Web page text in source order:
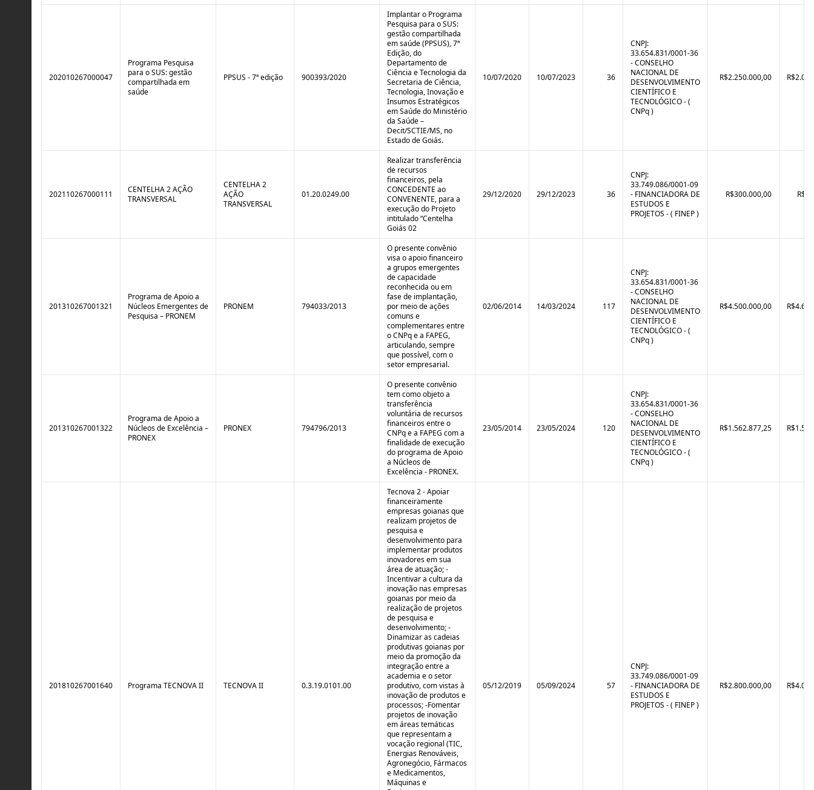
202010267000047
Programa Pesquisa
para o SUS: gestão
compartilhada em
saúde
PPSUS - 7ª edição 900393/2020
Implantar o Programa
Pesquisa para o SUS:
gestão compartilhada
em saúde (PPSUS), 7ª
Edição, do
Departamento de
Ciência e Tecnologia da
Secretaria de Ciência,
Tecnologia, Inovação e
Insumos Estratégicos
em Saúde do Ministério
da Saúde –
Decit/SCTIE/MS, no
Estado de Goiás.
10/07/2020 10/07/2023 36
CNPJ:
33.654.831/0001-36
- CONSELHO
NACIONAL DE
DESENVOLVIMENTO
CIENTÍFICO E
TECNOLÓGICO - (
CNPq )
R$2.250.000,00
202110267000111
CENTELHA 2 AÇÃO
TRANSVERSAL
CENTELHA 2
AÇÃO
TRANSVERSAL
01.20.0249.00
Realizar transferência
de recursos
financeiros, pela
CONCEDENTE ao
CONVENENTE, para a
execução do Projeto
intitulado “Centelha
Goiás 02
29/12/2020 29/12/2023 36
CNPJ:
33.749.086/0001-09
- FINANCIADORA DE
ESTUDOS E
PROJETOS - ( FINEP )
R$300.000,00
201310267001321
Programa de Apoio a
Núcleos Emergentes de
Pesquisa – PRONEM
PRONEM 794033/2013
O presente convênio
visa o apoio financeiro
a grupos emergentes
de capacidade
reconhecida ou em
fase de implantação,
por meio de ações
comuns e
complementares entre
o CNPq e a FAPEG,
articulando, sempre
que possível, com o
setor empresarial.
02/06/2014 14/03/2024 117
CNPJ:
33.654.831/0001-36
- CONSELHO
NACIONAL DE
DESENVOLVIMENTO
CIENTÍFICO E
TECNOLÓGICO - (
CNPq )
R$4.500.000,00
201310267001322
Programa de Apoio a
Núcleos de Excelência –
PRONEX
PRONEX 794796/2013
O presente convênio
tem como objeto a
transferência
voluntária de recursos
financeiros entre o
CNPq e a FAPEG com a
finalidade de execução
do programa de Apoio
a Núcleos de
Excelência - PRONEX.
23/05/2014 23/05/2024 120
CNPJ:
33.654.831/0001-36
- CONSELHO
NACIONAL DE
DESENVOLVIMENTO
CIENTÍFICO E
TECNOLÓGICO - (
CNPq )
R$1.562.877,25
201810267001640 Programa TECNOVA II TECNOVA II 0.3.19.0101.00
Tecnova 2 - Apoiar
financeiramente
empresas goianas que
realizam projetos de
pesquisa e
desenvolvimento para
implementar produtos
inovadores em sua
área de atuação; -
Incentivar a cultura da
inovação nas empresas
goianas por meio da
realização de projetos
de pesquisa e
desenvolvimento; -
Dinamizar as cadeias
produtivas goianas por
meio da promoção da
integração entre a
academia e o setor
produtivo, com vistas à
inovação de produtos e
processos; -Fomentar
projetos de inovação
em áreas temáticas
que representam a
vocação regional (TIC,
Energias Renováveis,
Agronegócio, Fármacos
e Medicamentos,
Máquinas e
05/12/2019 05/09/2024 57
CNPJ:
33.749.086/0001-09
- FINANCIADORA DE
ESTUDOS E
PROJETOS - ( FINEP )
R$2.800.000,00